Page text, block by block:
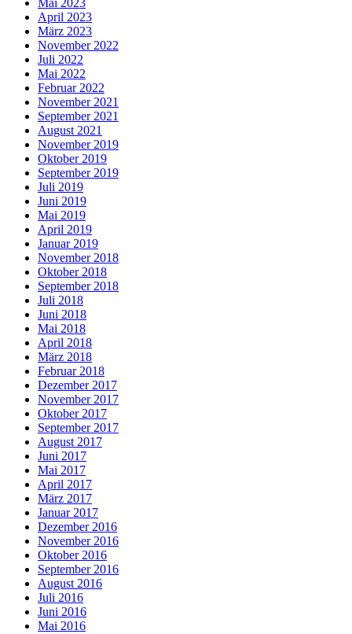
Mai 2023
April 2023
März 2023
November 2022
Juli 2022
Mai 2022
Februar 2022
November 2021
September 2021
August 2021
November 2019
Oktober 2019
September 2019
Juli 2019
Juni 2019
Mai 2019
April 2019
Januar 2019
November 2018
Oktober 2018
September 2018
Juli 2018
Juni 2018
Mai 2018
April 2018
März 2018
Februar 2018
Dezember 2017
November 2017
Oktober 2017
September 2017
August 2017
Juni 2017
Mai 2017
April 2017
März 2017
Januar 2017
Dezember 2016
November 2016
Oktober 2016
September 2016
August 2016
Juli 2016
Juni 2016
Mai 2016